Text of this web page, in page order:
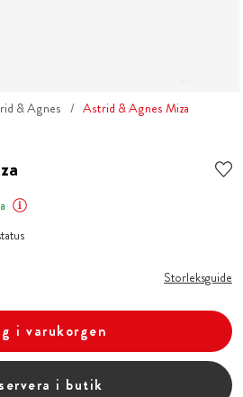
& Agnes Astrid & Agnes Miza
Storleksguide
i varukorgen
i butik